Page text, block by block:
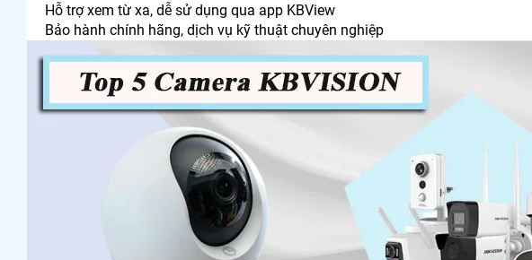
Hỗ trợ xem từ xa, dễ sử dụng qua app KBView
Bảo hành chính hãng, dịch vụ kỹ thuật chuyên nghiệp